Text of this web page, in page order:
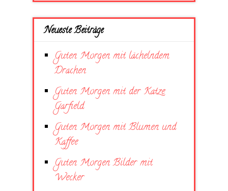
Neueste Beiträge
Guten Morgen mit lächelndem
Drachen
Guten Morgen mit der Katze
Garfield
Guten Morgen mit Blumen und
Kaffee
Guten Morgen Bilder mit
Wecker